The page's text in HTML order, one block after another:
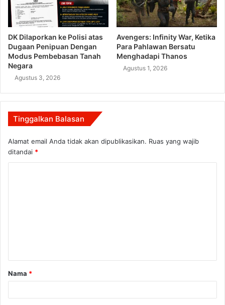
DK Dilaporkan ke Polisi atas
Dugaan Penipuan Dengan
Modus Pembebasan Tanah
Negara
Agustus 3, 2026
Avengers: Infinity War, Ketika
Para Pahlawan Bersatu
Menghadapi Thanos
Agustus 1, 2026
Tinggalkan Balasan
Alamat email Anda tidak akan dipublikasikan. Ruas yang wajib
ditandai *
a
r
Nama *